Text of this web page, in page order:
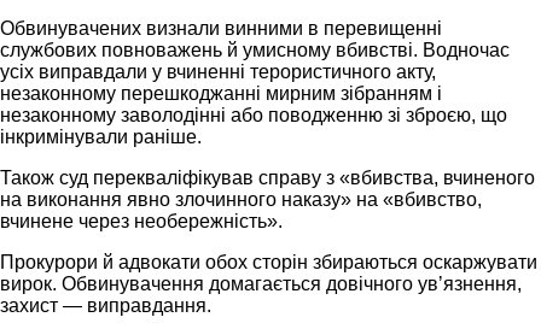
Обвинувачених визнали винними в перевищенні
службових повноважень й умисному вбивстві. Водночас
усіх виправдали у вчиненні терористичного акту,
незаконному перешкоджанні мирним зібранням і
незаконному заволодінні або поводженню зі зброєю, що
інкримінували раніше.
Також суд перекваліфікував справу з «вбивства, вчиненого
на виконання явно злочинного наказу» на «вбивство,
вчинене через необережність».
Прокурори й адвокати обох сторін збираються оскаржувати
вирок. Обвинувачення домагається довічного увʼязнення,
захист — виправдання.